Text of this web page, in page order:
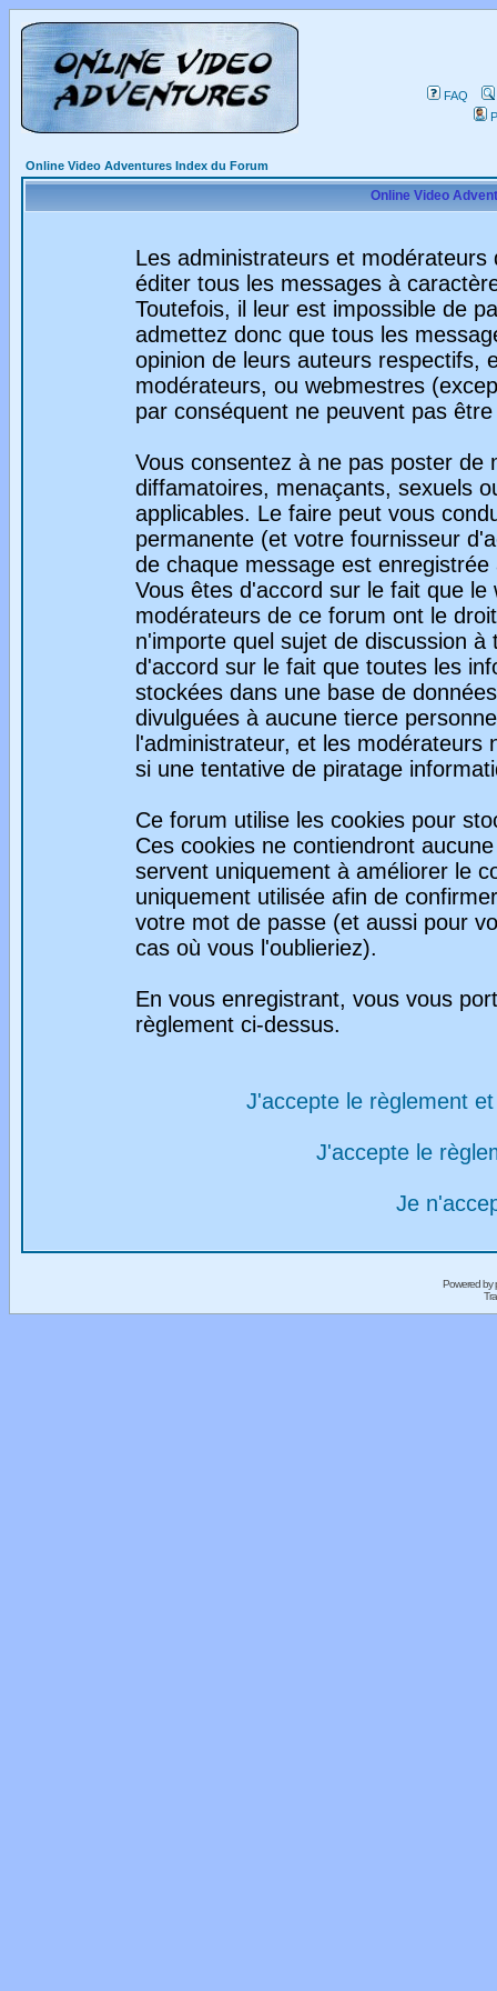
FAQ
Online Video Adventures Index du Forum
Online Video
Les administrateurs et
éditer tous les messages à
Toutefois, il leur est impossible de
admettez donc que tous les
opinion de leurs auteurs respectifs,
modérateurs, ou webmestres
par conséquent ne peuvent pas
Vous consentez à ne pas poster de
diffamatoires, menaçants, sexuels
applicables. Le faire peut vous
permanente (et votre fournisseur
de chaque message est
Vous êtes d'accord sur le fait que
modérateurs de ce forum ont le
n'importe quel sujet de discussion
d'accord sur le fait que toutes les
stockées dans une base de
divulguées à aucune tierce
l'administrateur, et les
si une tentative de piratage
Ce forum utilise les cookies pour
Ces cookies ne contiendront
servent uniquement à améliorer le
uniquement utilisée afin de
votre mot de passe (et aussi pour
cas où vous l'oublieriez).
En vous enregistrant, vous vous
règlement ci-dessus.
J'accepte le règlement
J'accepte le
Je
Powered by